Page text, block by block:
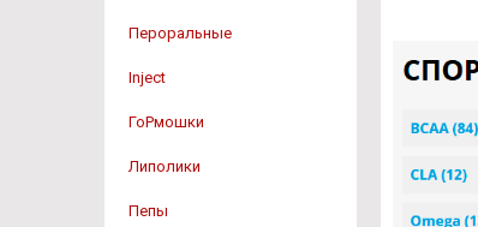
Пероральные
Inject
ГоРмошки
Липолики
Пепы